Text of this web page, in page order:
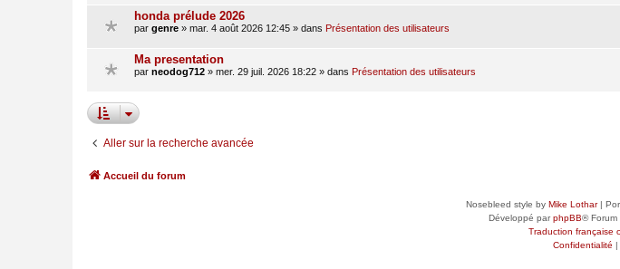
honda prélude 2026
par genre » mar. 4 août 2026 12:45 » dans Présentation des utilisateurs
Ma presentation
par neodog712 » mer. 29 juil. 2026 18:22 » dans Présentation des utilisateurs
Aller sur la recherche avancée
Accueil du forum
Nosebleed style by Mike Lothar|
Développé parphpBB® Forum
Traduction française
Confidentialité |